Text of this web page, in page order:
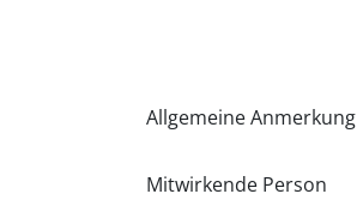
Allgemeine Anmerkung
Mitwirkende Person